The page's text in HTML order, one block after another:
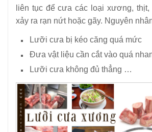
liên tục để cưa các loại xương,
xảy ra rạn nứt hoặc gãy. Nguyên
Lưỡi cưa bị kéo căng quá mức
Đưa vật liệu cần cắt vào quá
Lưỡi cưa không đủ thẳng …